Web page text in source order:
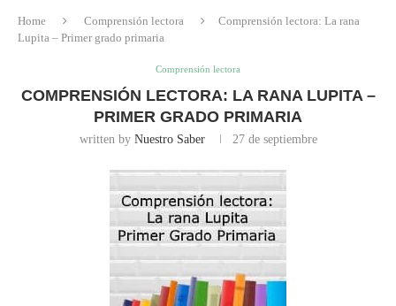
Home Comprensión lectora
Comprensión lectora: La rana
Lupita – Primer grado primaria
Comprensión lectora
COMPRENSIÓN LECTORA: LA RANA LUPITA –
PRIMER GRADO PRIMARIA
written by Nuestro Saber 27 de septiembre